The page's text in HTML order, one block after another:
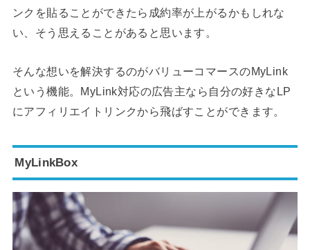
ンクを貼ることができたら成約率が上がるかもしれな
い、そう思えることがあると思います。
そんな想いを解決するのがバリューコマースのMyLink
という機能。MyLink対応の広告主なら自分の好きなLP
にアフィリエイトリンクから飛ばすことができます。
MyLinkBox